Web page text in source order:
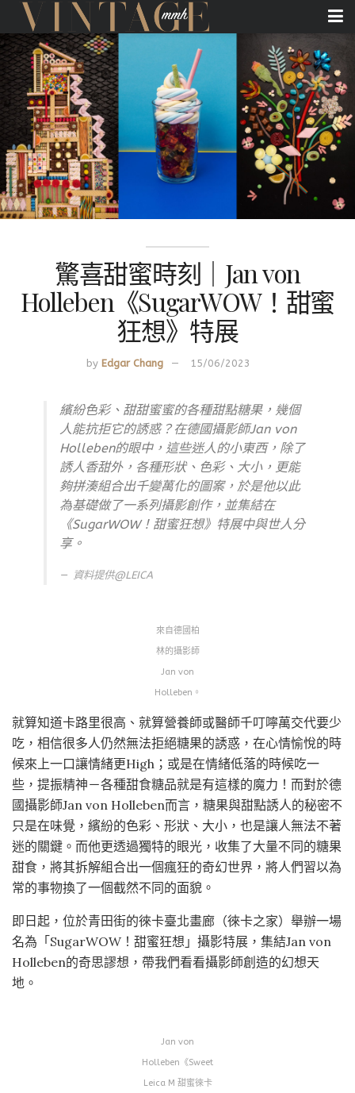
驚喜甜蜜時刻｜Jan von
Holleben《SugarWOW！甜蜜
狂想》特展
by Edgar Chang 15/06/2023
繽紛色彩、甜甜蜜蜜的各種甜點糖果，幾個
人能抗拒它的誘惑？在德國攝影師Jan von
Holleben的眼中，這些迷人的小東西，除了
誘人香甜外，各種形狀、色彩、大小，更能
夠拼湊組合出千變萬化的圖案，於是他以此
為基礎做了一系列攝影創作，並集結在
《SugarWOW！甜蜜狂想》特展中與世人分
享。
資料提供@LEICA
來自德國柏
林的攝影師
Jan von
Holleben。
就算知道卡路里很高、就算營養師或醫師千叮嚀萬交代要少
吃，相信很多人仍然無法拒絕糖果的誘惑，在心情愉悅的時
候來上一口讓情緒更High；或是在情緒低落的時候吃一
些，提振精神－各種甜食糖品就是有這樣的魔力！而對於德
國攝影師Jan von Holleben而言，糖果與甜點誘人的秘密不
只是在味覺，繽紛的色彩、形狀、大小，也是讓人無法不著
迷的關鍵。而他更透過獨特的眼光，收集了大量不同的糖果
甜食，將其拆解組合出一個瘋狂的奇幻世界，將人們習以為
常的事物換了一個截然不同的面貌。
即日起，位於青田街的徠卡臺北畫廊（徠卡之家）舉辦一場
名為「SugarWOW！甜蜜狂想」攝影特展，集結Jan von
Holleben的奇思謬想，帶我們看看攝影師創造的幻想天
地。
Jan von
Holleben《Sweet
Leica M 甜蜜徠卡